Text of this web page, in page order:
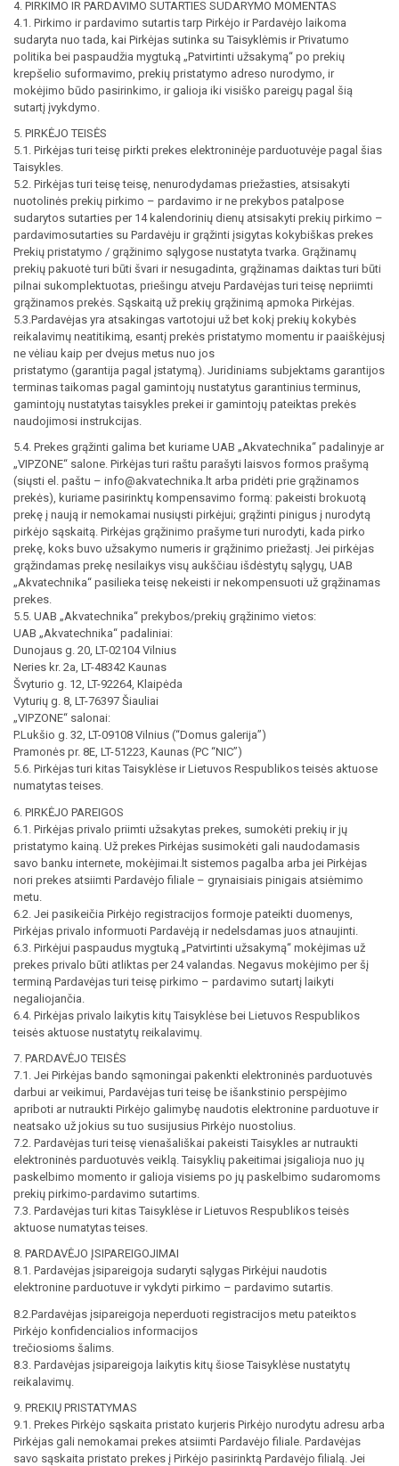
4. PIRKIMO IR PARDAVIMO SUTARTIES SUDARYMO MOMENTAS
4.1. Pirkimo ir pardavimo sutartis tarp Pirkėjo ir Pardavėjo laikoma
sudaryta nuo tada, kai Pirkėjas sutinka su Taisyklėmis ir Privatumo
politika bei paspaudžia mygtuką „Patvirtinti užsakymą“ po prekių
krepšelio suformavimo, prekių pristatymo adreso nurodymo, ir
mokėjimo būdo pasirinkimo, ir galioja iki visiško pareigų pagal šią
sutartį įvykdymo.
5. PIRKĖJO TEISĖS
5.1. Pirkėjas turi teisę pirkti prekes elektroninėje parduotuvėje pagal šias
Taisykles.
5.2. Pirkėjas turi teisę teisę, nenurodydamas priežasties, atsisakyti
nuotolinės prekių pirkimo – pardavimo ir ne prekybos patalpose
sudarytos sutarties per 14 kalendorinių dienų atsisakyti prekių pirkimo –
pardavimosutarties su Pardavėju ir grąžinti įsigytas kokybiškas prekes
Prekių pristatymo / grąžinimo sąlygose nustatyta tvarka. Grąžinamų
prekių pakuotė turi būti švari ir nesugadinta, grąžinamas daiktas turi būti
pilnai sukomplektuotas, priešingu atveju Pardavėjas turi teisę nepriimti
grąžinamos prekės. Sąskaitą už prekių grąžinimą apmoka Pirkėjas.
5.3.Pardavėjas yra atsakingas vartotojui už bet kokį prekių kokybės
reikalavimų neatitikimą, esantį prekės pristatymo momentu ir paaiškėjusį
ne vėliau kaip per dvejus metus nuo jos
pristatymo (garantija pagal įstatymą). Juridiniams subjektams garantijos
terminas taikomas pagal gamintojų nustatytus garantinius terminus,
gamintojų nustatytas taisykles prekei ir gamintojų pateiktas prekės
naudojimosi instrukcijas.
5.4. Prekes grąžinti galima bet kuriame UAB „Akvatechnika“ padalinyje ar
„VIPZONE“ salone. Pirkėjas turi raštu parašyti laisvos formos prašymą
(siųsti el. paštu – info@akvatechnika.lt arba pridėti prie grąžinamos
prekės), kuriame pasirinktų kompensavimo formą: pakeisti brokuotą
prekę į naują ir nemokamai nusiųsti pirkėjui; grąžinti pinigus į nurodytą
pirkėjo sąskaitą. Pirkėjas grąžinimo prašyme turi nurodyti, kada pirko
prekę, koks buvo užsakymo numeris ir grąžinimo priežastį. Jei pirkėjas
grąžindamas prekę nesilaikys visų aukščiau išdėstytų sąlygų, UAB
„Akvatechnika“ pasilieka teisę nekeisti ir nekompensuoti už grąžinamas
prekes.
5.5. UAB „Akvatechnika“ prekybos/prekių grąžinimo vietos:
UAB „Akvatechnika“ padaliniai:
Dunojaus g. 20, LT-02104 Vilnius
Neries kr. 2a, LT-48342 Kaunas
Švyturio g. 12, LT-92264, Klaipėda
Vyturių g. 8, LT-76397 Šiauliai
„VIPZONE“ salonai:
P.Lukšio g. 32, LT-09108 Vilnius (“Domus galerija”)
Pramonės pr. 8E, LT-51223, Kaunas (PC “NIC”)
5.6. Pirkėjas turi kitas Taisyklėse ir Lietuvos Respublikos teisės aktuose
numatytas teises.
6. PIRKĖJO PAREIGOS
6.1. Pirkėjas privalo priimti užsakytas prekes, sumokėti prekių ir jų
pristatymo kainą. Už prekes Pirkėjas susimokėti gali naudodamasis
savo banku internete, mokėjimai.lt sistemos pagalba arba jei Pirkėjas
nori prekes atsiimti Pardavėjo filiale – grynaisiais pinigais atsiėmimo
metu.
6.2. Jei pasikeičia Pirkėjo registracijos formoje pateikti duomenys,
Pirkėjas privalo informuoti Pardavėją ir nedelsdamas juos atnaujinti.
6.3. Pirkėjui paspaudus mygtuką „Patvirtinti užsakymą“ mokėjimas už
prekes privalo būti atliktas per 24 valandas. Negavus mokėjimo per šį
terminą Pardavėjas turi teisę pirkimo – pardavimo sutartį laikyti
negaliojančia.
6.4. Pirkėjas privalo laikytis kitų Taisyklėse bei Lietuvos Respublikos
teisės aktuose nustatytų reikalavimų.
7. PARDAVĖJO TEISĖS
7.1. Jei Pirkėjas bando sąmoningai pakenkti elektroninės parduotuvės
darbui ar veikimui, Pardavėjas turi teisę be išankstinio perspėjimo
apriboti ar nutraukti Pirkėjo galimybę naudotis elektronine parduotuve ir
neatsako už jokius su tuo susijusius Pirkėjo nuostolius.
7.2. Pardavėjas turi teisę vienašališkai pakeisti Taisykles ar nutraukti
elektroninės parduotuvės veiklą. Taisyklių pakeitimai įsigalioja nuo jų
paskelbimo momento ir galioja visiems po jų paskelbimo sudaromoms
prekių pirkimo-pardavimo sutartims.
7.3. Pardavėjas turi kitas Taisyklėse ir Lietuvos Respublikos teisės
aktuose numatytas teises.
8. PARDAVĖJO ĮSIPAREIGOJIMAI
8.1. Pardavėjas įsipareigoja sudaryti sąlygas Pirkėjui naudotis
elektronine parduotuve ir vykdyti pirkimo – pardavimo sutartis.
8.2.Pardavėjas įsipareigoja neperduoti registracijos metu pateiktos
Pirkėjo konfidencialios informacijos
trečiosioms šalims.
8.3. Pardavėjas įsipareigoja laikytis kitų šiose Taisyklėse nustatytų
reikalavimų.
9. PREKIŲ PRISTATYMAS
9.1. Prekes Pirkėjo sąskaita pristato kurjeris Pirkėjo nurodytu adresu arba
Pirkėjas gali nemokamai prekes atsiimti Pardavėjo filiale. Pardavėjas
savo sąskaita pristato prekes į Pirkėjo pasirinktą Pardavėjo filialą. Jei